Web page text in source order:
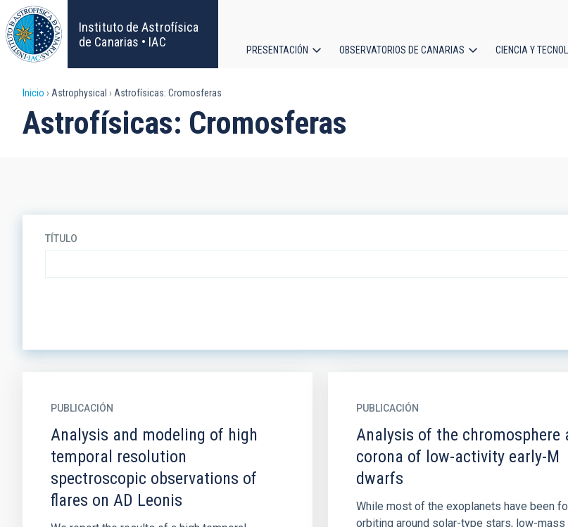
Pasar
al
contenido
principal
Instituto de Astrofísica
de Canarias • IAC
principal
PRESENTACIÓN OBSERVATORIOS DE CANARIAS CIENCIA Y
Sobrescribir
enlaces
Inicio Astrophysical Astrofísicas: Cromosferas
Astrofísicas: Cromosferas
TÍTULO
PUBLICACIÓN
Analysis and modeling of high
temporal resolution
spectroscopic observations of
flares on AD Leonis
PUBLICACIÓN
Analysis of the chromosphere
corona of low-activity early-M
dwarfs
While most of the exoplanets have been
orbiting around solar-type stars, low-mass